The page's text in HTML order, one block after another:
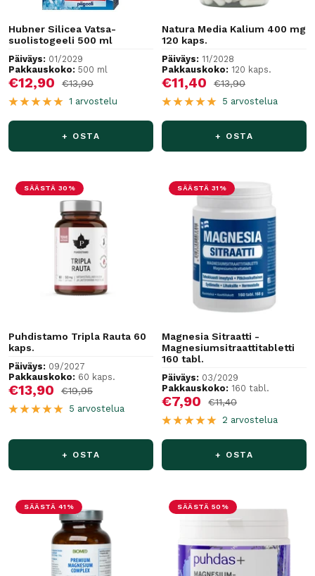
Hubner Silicea Vatsa-
suolistogeeli 500 ml
Päiväys: 01/2029
Pakkauskoko: 500 ml
Alennushinta
€12,90 Normaalihinta
€13,90
1 arvostelu
+ OSTA
Natura Media Kalium 400 mg
120 kaps.
Päiväys: 11/2028
Pakkauskoko: 120 kaps.
Alennushinta
€11,40 Normaalihinta
€13,90
5 arvostelua
+ OSTA
SÄÄSTÄ 30%
Puhdistamo Tripla Rauta 60
kaps.
Päiväys: 09/2027
Pakkauskoko: 60 kaps.
Alennushinta
€13,90 Normaalihinta
€19,95
5 arvostelua
+ OSTA
SÄÄSTÄ 31%
Magnesia Sitraatti -
Magnesiumsitraattitabletti
160 tabl.
Päiväys: 03/2029
Pakkauskoko: 160 tabl.
Alennushinta
€7,90 Normaalihinta
€11,40
2 arvostelua
+ OSTA
SÄÄSTÄ 41% SÄÄSTÄ 50%